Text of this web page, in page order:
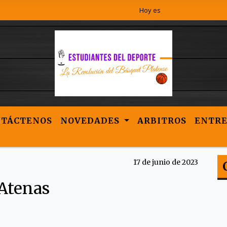
Hoy es Jueves 6 de Agosto de
NOVEDADES ARBITROS
17 de junio de 2023